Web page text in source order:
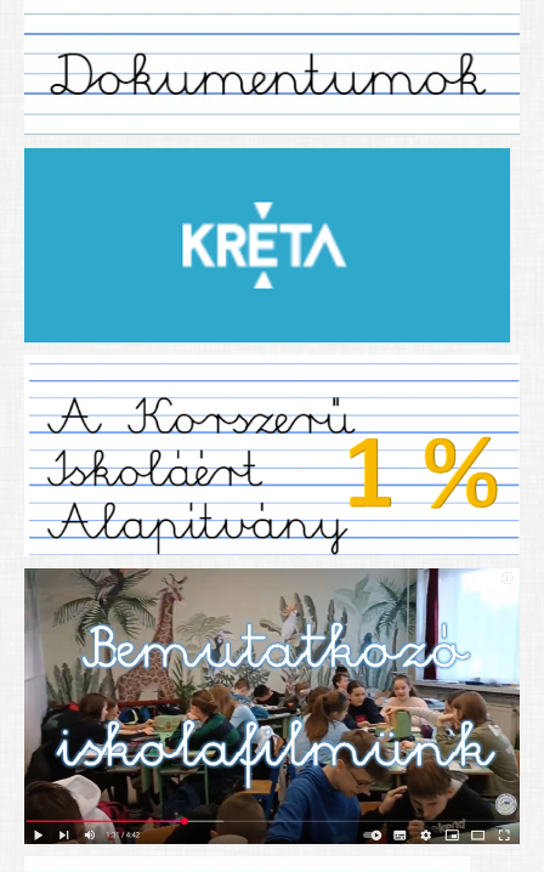
2013/2014. tanév
2014/2015. tanév
2015/2016. tanév
2016/2017 tanév
2018/2019 tanév
2019/2020-as tanév
Pályázataink
SIHU
EFOP 325
TÁMOP
TIOP
Határtalanul
Névadónk
UNESCO Társult Iskola
Sportversenyek
Tanulmányi versenyek
Alapítványunk